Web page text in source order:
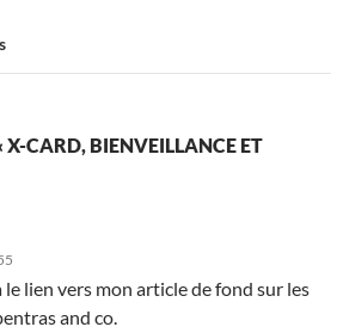
X-CARD, BIENVEILLANCE ET
le lien vers mon article de fond sur les
and co.